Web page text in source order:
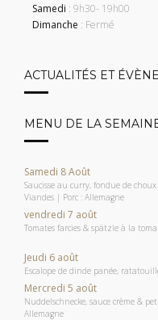
Samedi : 9h30- 19h00
Dimanche : Fermé
ACTUALITÉS ET
MENU DE LA
Samedi 8 Août
Saucisse au curry, fondue de
Viandes | Porc : Allemagne
vendredi 7 août
Tomates farcies & spätzle à la
Jeudi 6 août
Escalope de dinde panée,
Mercredi 5 août
Nuddelschnecke, sauce crème &
Allemagne